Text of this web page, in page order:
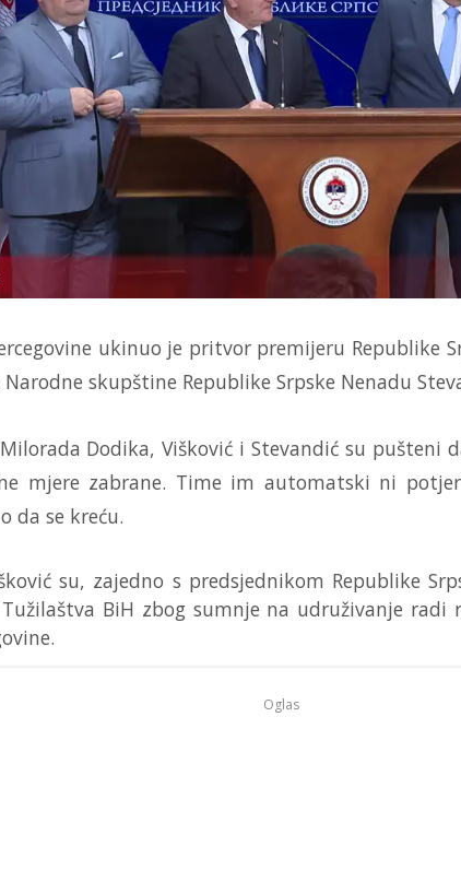
ukinuo je pritvor premijeru Republike
skupštine Republike Srpske Nenadu
Dodika, Višković i Stevandić su pušteni
mjere zabrane. Time im automatski ni
da se kreću.
su, zajedno s predsjednikom Republike
BiH zbog sumnje na udruživanje radi
Oglas